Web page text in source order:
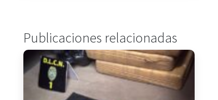
Publicaciones relacionadas